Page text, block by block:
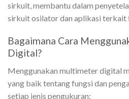
sirkuit, membantu dalam
sirkuit osilator dan aplikasi terkait
Bagaimana Cara
Digital?
Menggunakan multimeter digital
yang baik tentang fungsi dan
setiap jenis pengukuran: